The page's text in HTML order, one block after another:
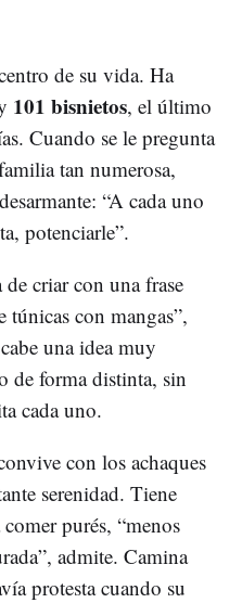
de su vida. Ha
101 bisnietos, el último
Cuando se le pregunta
tan numerosa,
“A cada uno
potenciarle”.
criar con una frase
túnicas con mangas”,
una idea muy
de forma distinta, sin
cada uno.
con los achaques
serenidad. Tiene
purés, “menos
admite. Camina
protesta cuando su